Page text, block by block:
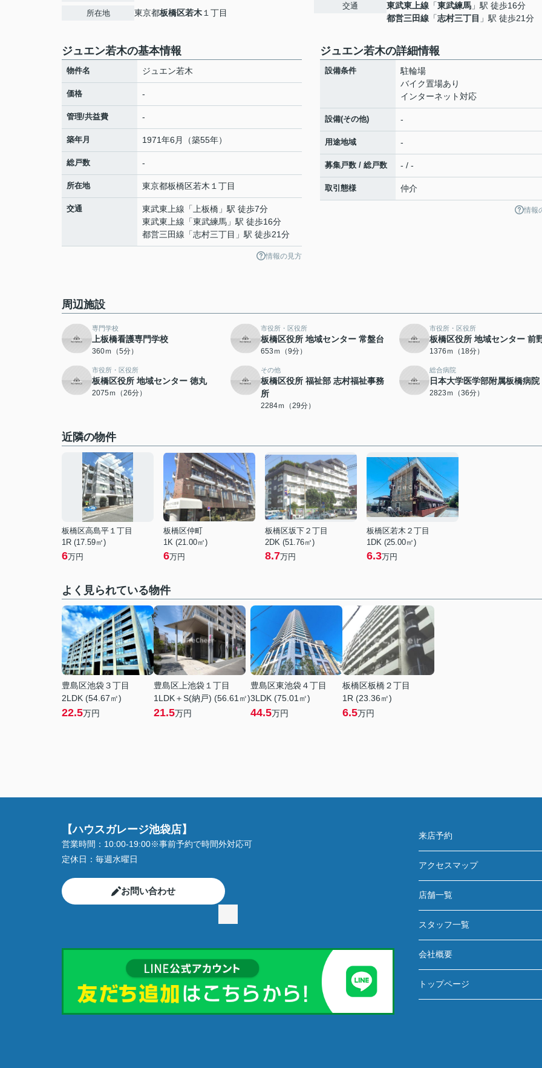
所在地 東京都板橋区若木 １丁目
交通
東武東上線 「東武練馬 」駅 徒歩16分
都営三田線 「志村三丁目 」駅 徒歩21分
ジュエン若木の基本情報
物件名 ジュエン若木
価格 -
管理/共益費 -
築年月 1971年6月（築55年）
総戸数 -
所在地 東京都板橋区若木 １丁目
交通 東武東上線 「 上板橋 」駅 徒歩7分
東武東上線 「東武練馬 」駅 徒歩16分
都営三田線 「志村三丁目 」駅 徒歩21分
情報の見方
ジュエン若木の詳細情報
設備条件
駐輪場
バイク置場あり
インターネット対応
設備(その他) -
用途地域 -
募集戸数 / 総戸数 - / -
取引態様 仲介
情報
周辺施設
専門学校
上板橋看護専門学校
360ｍ（5分）
市役所・区役所
板橋区役所 地域センター 常盤台
653ｍ（9分）
市役所・区役所
板橋区役所 地域センター 前
1376ｍ（18分）
市役所・区役所
板橋区役所 地域センター 徳丸
2075ｍ（26分）
その他
板橋区役所 福祉部 志村福祉事務
所
2284ｍ（29分）
総合病院
日本大学医学部附属板橋病院
2823ｍ（36分）
近隣の物件
板橋区高島平１丁目
1R (17.59㎡)
6万円
板橋区仲町
1K (21.00㎡)
6万円
板橋区坂下２丁目
2DK (51.76㎡)
8.7万円
板橋区若木２丁目
1DK (25.00㎡)
6.3万円
よく見られている物件
豊島区池袋３丁目
2LDK (54.67㎡)
22.5万円
豊島区上池袋１丁目
1LDK＋S(納戸) (56.61㎡)
21.5万円
豊島区東池袋４丁目
3LDK (75.01㎡)
44.5万円
板橋区板橋２丁目
1R (23.36㎡)
6.5万円
【ハウスガレージ池袋店】
営業時間： 10:00-19:00※事前予約で時間外対応可
定休日： 毎週水曜日
お問い合わせ
来店予約
アクセスマップ
店舗一覧
スタッフ一覧
会社概要
トップページ